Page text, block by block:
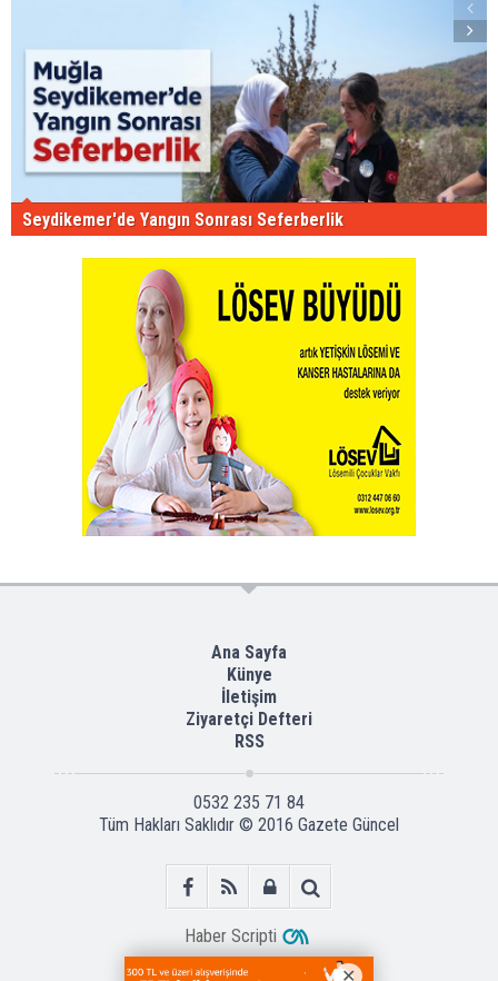
Seydikemer'de Yangın Sonrası Seferberlik
Ana Sayfa
Künye
İletişim
Ziyaretçi Defteri
RSS
0532 235 71 84
Tüm Hakları Saklıdır © 2016 Gazete Güncel
Haber Scripti